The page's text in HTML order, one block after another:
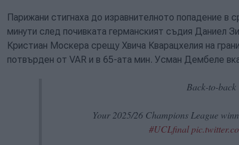
Парижани стигнаха до изравнителното попадение в
минути след почивката германският съдия Даниел
Кристиан Москера срещу Хвича Кварацхелия на
потвърден от VAR и в 65-ата мин. Усман Дембеле
Back-to-
Your 2025/26 Champions League
#UCLfinal